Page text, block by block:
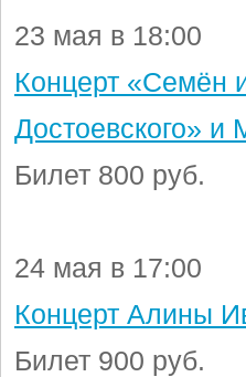
23 мая в 18:00
Концерт
Достоевского»
Билет 800 руб.
24 мая в 17:00
Концерт Алины
Билет 900 руб.